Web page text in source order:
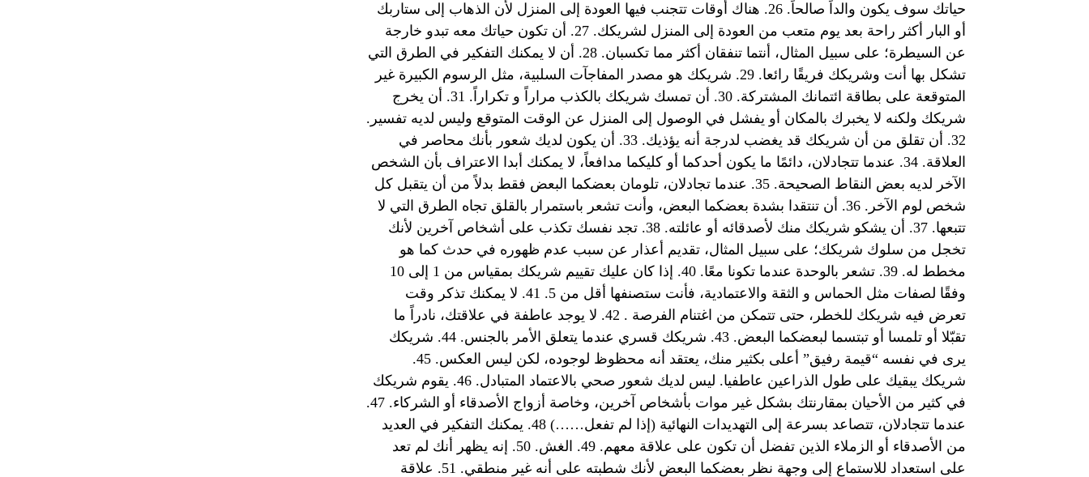
حياتك سوف يكون والداً صالحاً. 26. هناك أوقات تتجنب فيها العودة إلى المنزل لأن الذهاب إلى ستاربك
أو البار أكثر راحة بعد يوم متعب من العودة إلى المنزل لشريكك. 27. أن تكون حياتك معه تبدو خارجة
عن السيطرة؛ على سبيل المثال، أنتما تنفقان أكثر مما تكسبان. 28. أن لا يمكنك التفكير في الطرق التي
تشكل بها أنت وشريكك فريقًا رائعا. 29. شريكك هو مصدر المفاجآت السلبية، مثل الرسوم الكبيرة غير
المتوقعة على بطاقة ائتمانك المشتركة. 30. أن تمسك شريكك بالكذب مراراً و تكراراً. 31. أن يخرج
شريكك ولكنه لا يخبرك بالمكان أو يفشل في الوصول إلى المنزل عن الوقت المتوقع وليس لديه تفسير.
32. أن تقلق من أن شريكك قد يغضب لدرجة أنه يؤذيك. 33. أن يكون لديك شعور بأنك محاصر في
العلاقة. 34. عندما تتجادلان، دائمًا ما يكون أحدكما أو كليكما مدافعاً، لا يمكنك أبدا الاعتراف بأن الشخص
الآخر لديه بعض النقاط الصحيحة. 35. عندما تجادلان، تلومان بعضكما البعض فقط بدلاً من أن يتقبل كل
شخص لوم الآخر. 36. أن تنتقدا بشدة بعضكما البعض، وأنت تشعر باستمرار بالقلق تجاه الطرق التي لا
تتبعها. 37. أن يشكو شريكك منك لأصدقائه أو عائلته. 38. تجد نفسك تكذب على أشخاص آخرين لأنك
تخجل من سلوك شريكك؛ على سبيل المثال، تقديم أعذار عن سبب عدم ظهوره في حدث كما هو
مخطط له. 39. تشعر بالوحدة عندما تكونا معًا. 40. إذا كان عليك تقييم شريكك بمقياس من 1 إلى 10
وفقًا لصفات مثل الحماس و الثقة والاعتمادية، فأنت ستصنفها أقل من 5. 41. لا يمكنك تذكر وقت
تعرض فيه شريكك للخطر، حتى تتمكن من اغتنام الفرصة . 42. لا يوجد عاطفة في علاقتك، نادراً ما
تقبّلا أو تلمسا أو تبتسما لبعضكما البعض. 43. شريكك قسري عندما يتعلق الأمر بالجنس. 44. شريكك
يرى في نفسه “قيمة رفيق” أعلى بكثير منك، يعتقد أنه محظوظ لوجوده، لكن ليس العكس. 45.
شريكك يبقيك على طول الذراعين عاطفيا. ليس لديك شعور صحي بالاعتماد المتبادل. 46. يقوم شريكك
في كثير من الأحيان بمقارنتك بشكل غير موات بأشخاص آخرين، وخاصة أزواج الأصدقاء أو الشركاء. 47.
عندما تتجادلان، تتصاعد بسرعة إلى التهديدات النهائية (إذا لم تفعل……) 48. يمكنك التفكير في العديد
من الأصدقاء أو الزملاء الذين تفضل أن تكون على علاقة معهم. 49. الغش. 50. إنه يظهر أنك لم تعد
على استعداد للاستماع إلى وجهة نظر بعضكما البعض لأنك شطبته على أنه غير منطقي. 51. علاقة